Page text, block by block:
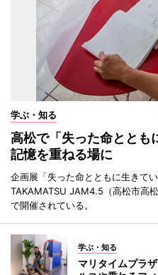
学ぶ・知る
高松で「失った命とと
記憶を重ねる場に
企画展「失った命とともに生きて
TAKAMATSU JAM4.5（高松市高
で開催されている。
学ぶ・知る
マリタイムプラ